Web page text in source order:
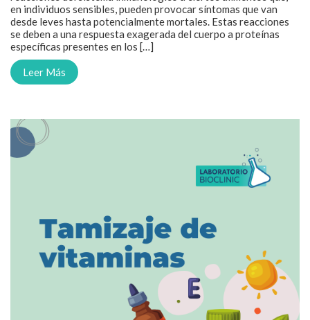
en individuos sensibles, pueden provocar síntomas que van
desde leves hasta potencialmente mortales. Estas reacciones
se deben a una respuesta exagerada del cuerpo a proteínas
específicas presentes en los […]
Leer Más